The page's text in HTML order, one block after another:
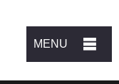
MENU